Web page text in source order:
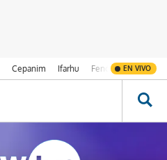
Cepanim Ifarhu Fenómeno de El
EN VIVO